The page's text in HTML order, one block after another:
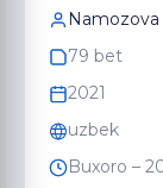
79 bet
2021
uzbek
Buxoro –